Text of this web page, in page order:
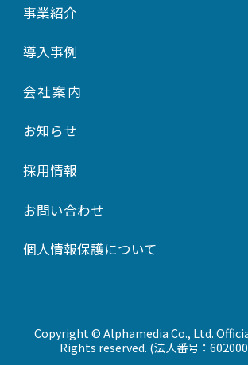
事業紹介
導入事例
会社案内
ご挨拶
会社概要
事業内容
お知らせ
採用情報
お問い合わせ
個人情報保護について
Copyright © Alphamedia Co., Ltd.
Rights reserved. (法人番号：